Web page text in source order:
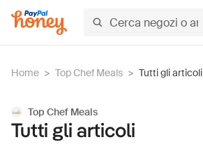
Home > Top Chef Meals > Tutti gli articoli
Top Chef Meals
Tutti gli articoli